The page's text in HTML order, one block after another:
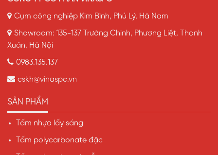
Cụm công nghiệp Kim Bình, Phủ Lý, Hà Nam
Showroom: 135-137 Trường Chinh, Phương Liệt, Thanh
Xuân, Hà Nội
0983.135.137
cskh@vinaspc.vn
SẢN PHẨM
Tấm nhựa lấy sáng
Tấm polycarbonate đặc